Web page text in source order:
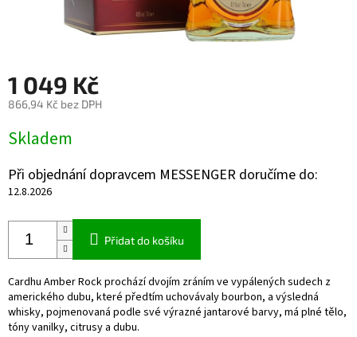
1 049 Kč
866,94 Kč bez DPH
cena:
Skladem
Při objednání dopravcem MESSENGER doručíme do:
12.8.2026
Přidat do košíku
Cardhu Amber Rock prochází dvojím zráním ve vypálených sudech z
amerického dubu, které předtím uchovávaly bourbon, a výsledná
whisky, pojmenovaná podle své výrazné jantarové barvy, má plné tělo,
tóny vanilky, citrusy a dubu.